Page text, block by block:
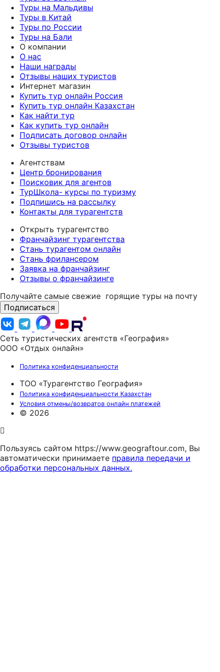
Туры на Мальдивы
Туры в Китай
Туры по России
Туры на Бали
О компании
О нас
Наши награды
Отзывы наших туристов
Интернет магазин
Купить тур онлайн Россия
Купить тур онлайн Казахстан
Как найти тур
Как купить тур онлайн
Подписать договор онлайн
Отзывы туристов
Агентствам
Центр бронирования
Поисковик для агентов
ТурШкола- курсы по туризму
Подпишись на рассылку
Контакты для турагентств
Открыть турагентство
Франчайзинг турагентства
Стань турагентом онлайн
Стань фрилансером
Заявка на франчайзинг
Отзывы о франчайзинге
Получайте самые свежие горящие туры на почту
Подписаться
Сеть туристических агентств «География»
ООО «Отдых онлайн»
Политика конфиденциальности
ТОО «Турагентство География»
Политика конфиденциальности Казахстан
Условия отмены/возвратов онлайн платежей
© 2026
Пользуясь сайтом https://www.geograftour.com, Вы
автоматически принимаете правила передачи и
обработки персональных данных.